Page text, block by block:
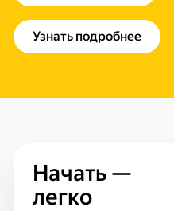
Узнать подробнее
Начать —
легко